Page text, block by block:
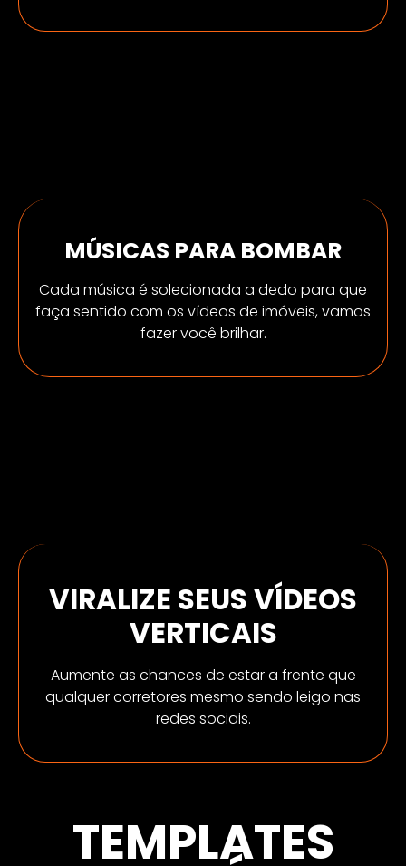
MÚSICAS PARA BOMBAR
Cada música é solecionada a dedo para que
faça sentido com os vídeos de imóveis, vamos
fazer você brilhar.
VIRALIZE SEUS VÍDEOS
VERTICAIS
Aumente as chances de estar a frente que
qualquer corretores mesmo sendo leigo nas
redes sociais.
TEMPLATES